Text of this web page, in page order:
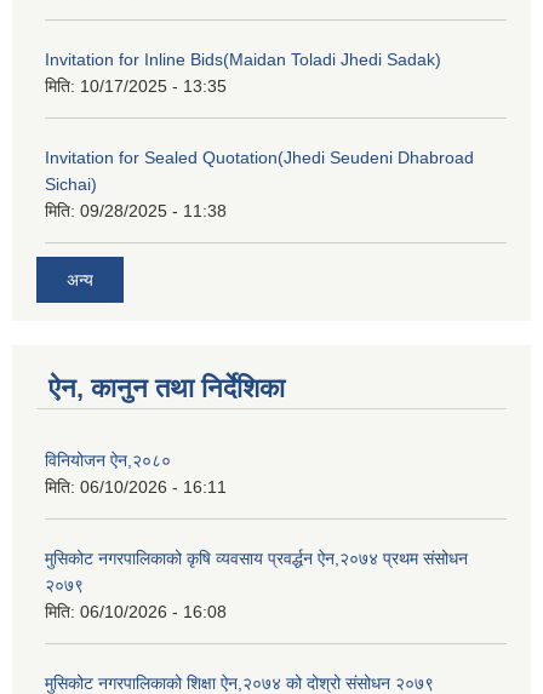
Invitation for Inline Bids(Maidan Toladi Jhedi Sadak)
मिति: 10/17/2025 - 13:35
Invitation for Sealed Quotation(Jhedi Seudeni Dhabroad
Sichai)
मिति: 09/28/2025 - 11:38
अन्य
ऐन, कानुन तथा निर्देशिका
विनियोजन ऐन,२०८०
मिति: 06/10/2026 - 16:11
मुसिकोट नगरपालिकाको कृषि व्यवसाय प्रवर्द्धन ऐन,२०७४ प्रथम संसोधन
२०७९
मिति: 06/10/2026 - 16:08
मुसिकोट नगरपालिकाको शिक्षा ऐन,२०७४ को दोश्रो संसोधन २०७९